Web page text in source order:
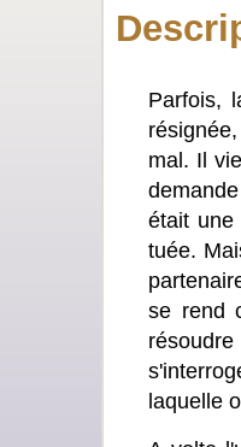
Parfois,
mal. Il
était
tuée.
se rend
laquelle